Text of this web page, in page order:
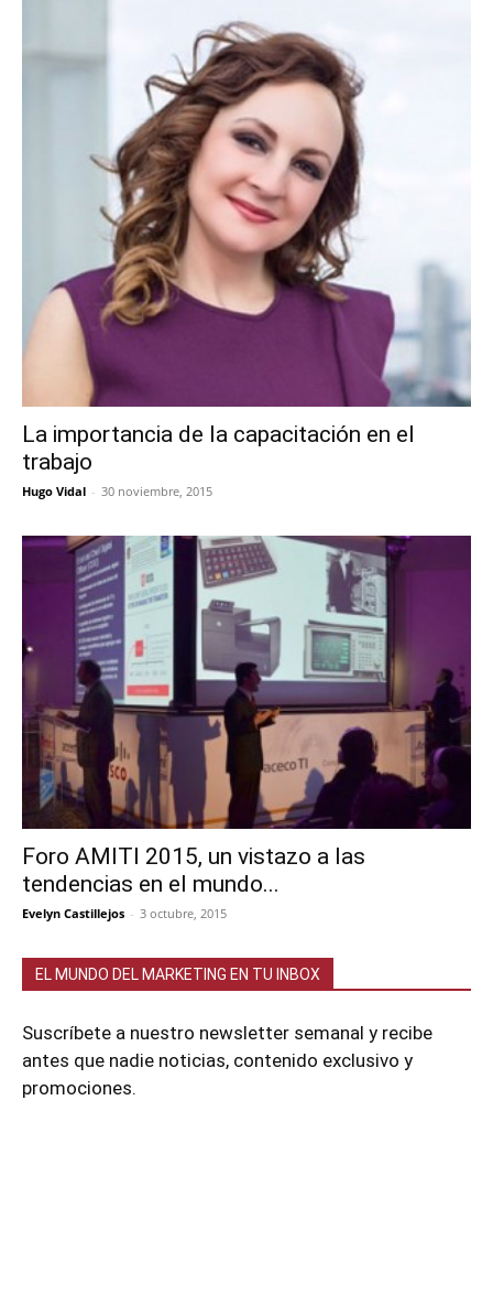
La importancia de la capacitación en el
trabajo
Hugo Vidal - 30 noviembre, 2015
Foro AMITI 2015, un vistazo a las
tendencias en el mundo...
Evelyn Castillejos - 3 octubre, 2015
EL MUNDO DEL MARKETING EN TU INBOX
Suscríbete a nuestro newsletter semanal y recibe
antes que nadie noticias, contenido exclusivo y
promociones.